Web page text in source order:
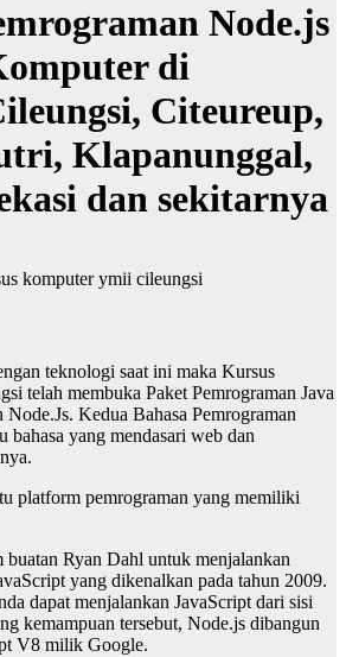
Node.js
di
Citeureup,
Klapanunggal,
dan sekitarnya
teknologi saat ini maka Kursus
telah membuka Paket Pemrograman Java
Node.Js. Kedua Bahasa Pemrograman
bahasa yang mendasari web dan
platform pemrograman yang memiliki
buatan Ryan Dahl untuk menjalankan
yang dikenalkan pada tahun 2009.
dapat menjalankan JavaScript dari sisi
kemampuan tersebut, Node.js dibangun
V8 milik Google.